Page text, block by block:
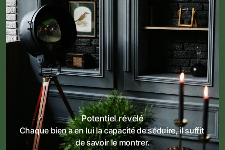
Potentiel révélé
Chaque bien a en lui la capacité de séduire, il suffit
de savoir le montrer.